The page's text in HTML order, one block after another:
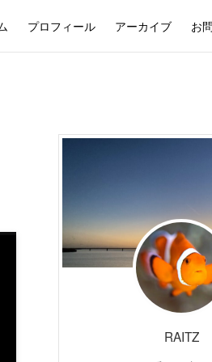
プロフィール アーカイブ お
RAITZ